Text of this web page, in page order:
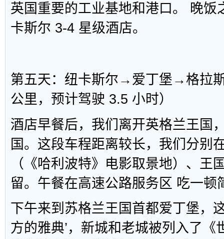
英国重要的工业基地和港口。 晚饭
卡斯尔 3-4 星级酒店。
第五天：纽卡斯尔→爱丁堡→格拉
公里，预计驾驶 3.5 小时）
酒店早餐后，我们离开英格兰王国
国。这段车程距离较长，我们分别
（《哈利波特》电影取景地）、王
留。午餐在高速公路服务区 吃一顿
下午来到苏格兰王国首都爱丁堡，
方的雅典’，新城和老城被列入了《